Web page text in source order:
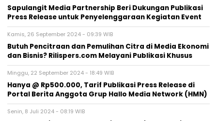
Sapulangit Media Partnership Beri Dukungan Publikasi
Press Release untuk Penyelenggaraan Kegiatan Event
Kamis, 26 September 2024 - 09:39 WIB
Butuh Pencitraan dan Pemulihan Citra di Media Ekonomi
dan Bisnis? Rilispers.com Melayani Publikasi Khusus
Minggu, 22 September 2024 - 18:49 WIB
Hanya @ Rp500.000, Tarif Publikasi Press Release di
Portal Berita Anggota Grup Hallo Media Network (HMN)
Senin, 8 Juli 2024 - 08:19 WIB